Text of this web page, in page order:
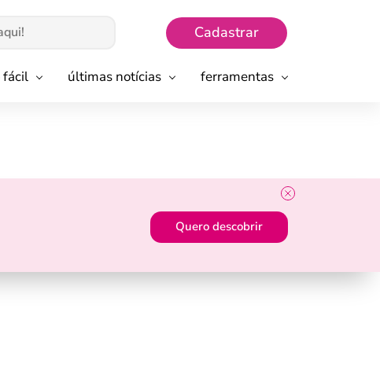
Cadastrar
fácil últimas notícias ferramentas
Quero descobrir